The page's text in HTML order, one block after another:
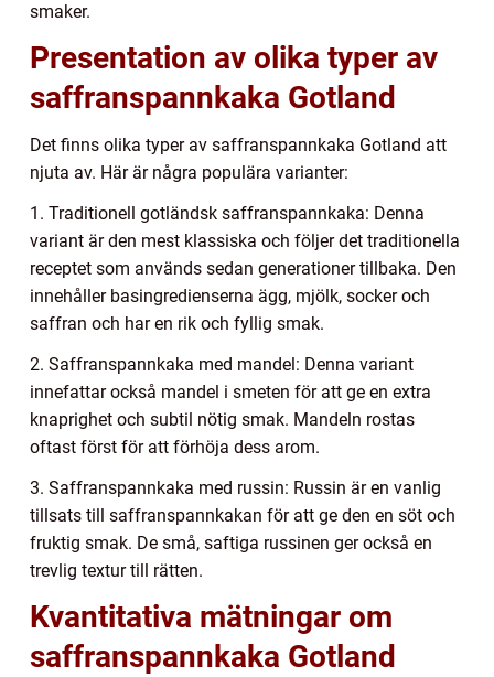
smaker.
Presentation av olika typer av
saffranspannkaka Gotland
Det finns olika typer av saffranspannkaka Gotland att
njuta av. Här är några populära varianter:
1. Traditionell gotländsk saffranspannkaka: Denna
variant är den mest klassiska och följer det traditionella
receptet som används sedan generationer tillbaka. Den
innehåller basingredienserna ägg, mjölk, socker och
saffran och har en rik och fyllig smak.
2. Saffranspannkaka med mandel: Denna variant
innefattar också mandel i smeten för att ge en extra
knaprighet och subtil nötig smak. Mandeln rostas
oftast först för att förhöja dess arom.
3. Saffranspannkaka med russin: Russin är en vanlig
tillsats till saffranspannkakan för att ge den en söt och
fruktig smak. De små, saftiga russinen ger också en
trevlig textur till rätten.
Kvantitativa mätningar om
saffranspannkaka Gotland